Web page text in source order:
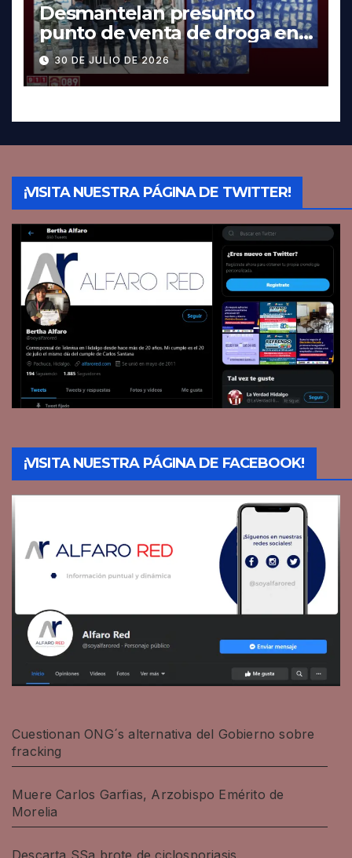
Desmantelan presunto
punto de venta de droga en
Pachuca; hay dos detenidos
30 DE JULIO DE 2026
¡VISITA NUESTRA PÁGINA DE TWITTER!
¡VISITA NUESTRA PÁGINA DE FACEBOOK!
Cuestionan ONG´s alternativa del Gobierno sobre
fracking
Muere Carlos Garfias, Arzobispo Emérito de
Morelia
Descarta SSa brote de ciclosporiasis